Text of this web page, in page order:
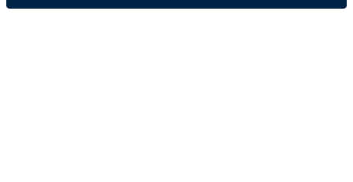
この記事の執筆者： All About ニュース編集